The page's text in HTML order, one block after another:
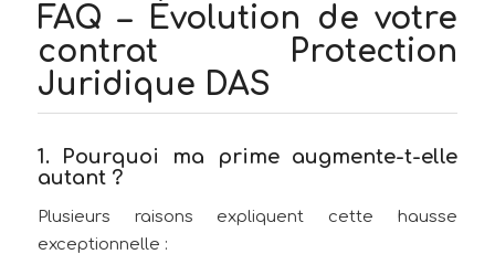
FAQ – Évolution de votre
contrat Protection
Juridique DAS
1. Pourquoi ma prime augmente-t-elle
autant ?
Plusieurs raisons expliquent cette hausse
exceptionnelle :